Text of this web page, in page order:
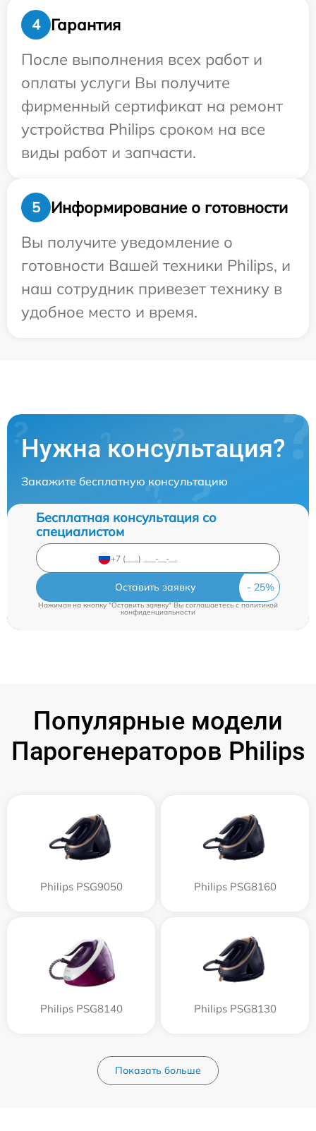
4
Гарантия
После выполнения всех работ и
оплаты услуги Вы получите
фирменный сертификат на ремонт
устройства Philips сроком на все
виды работ и запчасти.
5
Информирование о готовности
Вы получите уведомление о
готовности Вашей техники Philips, и
наш сотрудник привезет технику в
удобное место и время.
Нужна консультация?
Закажите бесплатную консультацию
Бесплатная консультация со
специалистом
Оставить заявку
Нажимая на кнопку "Оставить заявку" Вы соглашаетесь c политикой
конфиденциальности
Популярные модели
Парогенераторов Philips
Philips PSG9050 Philips PSG8160
Philips PSG8140 Philips PSG8130
Показать больше